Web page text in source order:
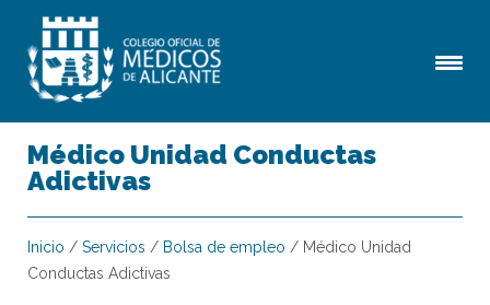
Médico Unidad Conductas
Adictivas
Inicio / Servicios / Bolsa de empleo / Médico Unidad
Conductas Adictivas